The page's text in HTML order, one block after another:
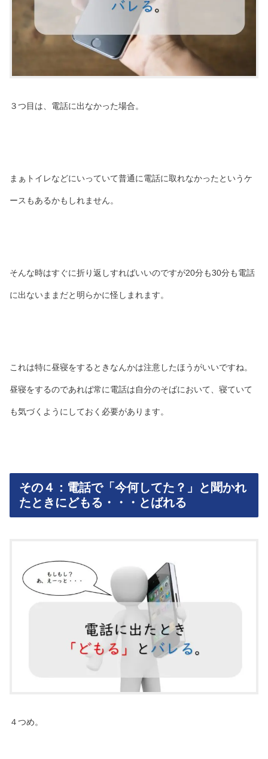
３つ目は、電話に出なかった場合。
まぁトイレなどにいっていて普通に電話に取れなかったというケ
ースもあるかもしれません。
そんな時はすぐに折り返しすればいいのですが20分も30分も電話
に出ないままだと明らかに怪しまれます。
これは特に昼寝をするときなんかは注意したほうがいいですね。
昼寝をするのであれば常に電話は自分のそばにおいて、寝ていて
も気づくようにしておく必要があります。
その４：電話で「今何してた？」と聞かれ
たときにどもる・・・とばれる
４つめ。